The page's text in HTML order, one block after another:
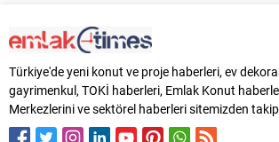
Model, yalnızca 60 günde tam 60
adet konut satışı gerçekleştirerek,
nedeniyle beklemeye alınan
talebin uygun ve öngörülebilir
ödeme yapısıyla hızla harekete
geçebildiğini...
Euro ile
yılında
aldığı İzmir
Optimum
Türkiye'de yeni konut ve proje haberleri, ev
gayrimenkul, TOKİ haberleri, Emlak Konut
Merkezlerini ve sektörel haberleri sitemizden